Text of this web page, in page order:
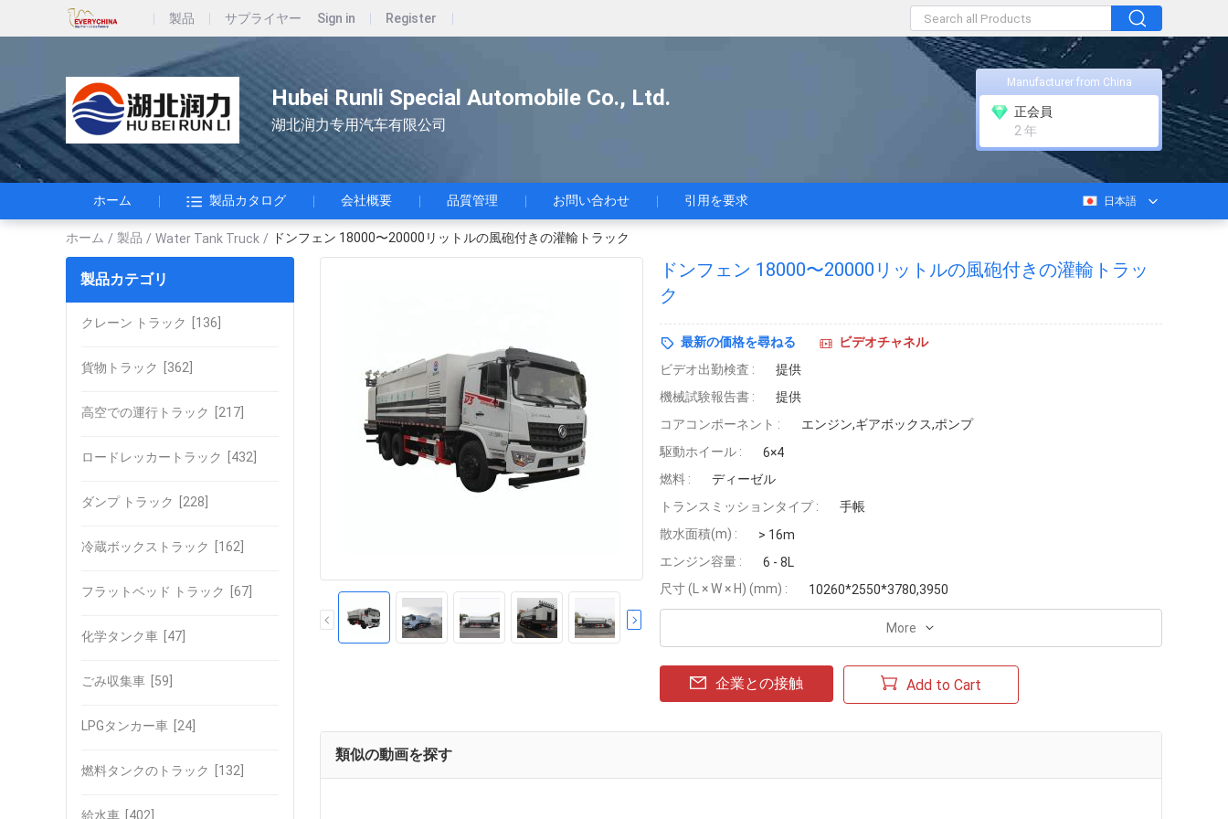
製品 サプライヤー Sign in Register
Hubei Runli Special Automobile Co., Ltd.
湖北润力专用汽车有限公司
Manufacturer from China
正会員
2 年
ホーム 製品カタログ 会社概要 品質管理 お問い合わせ 引用を要求 日本語
ホーム / 製品 / Water Tank Truck / ドンフェン 18000〜20000リットルの風砲付きの灌輸トラック
製品カテゴリ
クレーン トラック [136]
貨物トラック [362]
高空での運行トラック [217]
ロードレッカートラック [432]
ダンプ トラック [228]
冷蔵ボックストラック [162]
フラットベッド トラック [67]
化学タンク車 [47]
ごみ収集車 [59]
LPGタンカー車 [24]
燃料タンクのトラック [132]
給水車 [402]
ドンフェン 18000〜20000リットルの風砲付きの灌輸トラッ
ク
最新の価格を尋ねる
ビデオチャネル
ビデオ出勤検査 :
提供
機械試験報告書 :
提供
コアコンポーネント :
エンジン,ギアボックス,ポンプ
駆動ホイール :
6×4
燃料 :
ディーゼル
トランスミッションタイプ :
手帳
散水面積(m) :
> 16m
エンジン容量 :
6 - 8L
尺寸 (L × W × H) (mm) :
10260*2550*3780,3950
More
企業との接触 Add to Cart
類似の動画を探す